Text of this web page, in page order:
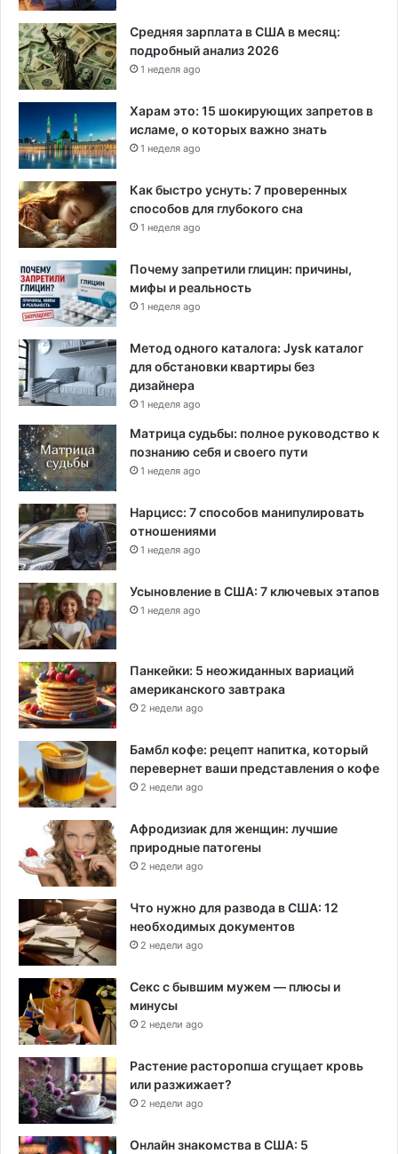
е
л
о
м
д
о
е
Средняя зарплата в США в месяц:
подробный анализ 2026
1 неделя ago
Харам это: 15 шокирующих запретов в
исламе, о которых важно знать
1 неделя ago
Как быстро уснуть: 7 проверенных
способов для глубокого сна
1 неделя ago
Почему запретили глицин: причины,
мифы и реальность
1 неделя ago
Метод одного каталога: Jysk каталог
для обстановки квартиры без
дизайнера
1 неделя ago
Матрица судьбы: полное руководство к
познанию себя и своего пути
1 неделя ago
Нарцисс: 7 способов манипулировать
отношениями
1 неделя ago
Усыновление в США: 7 ключевых этапов
1 неделя ago
Панкейки: 5 неожиданных вариаций
американского завтрака
2 недели ago
Бамбл кофе: рецепт напитка, который
перевернет ваши представления о кофе
2 недели ago
Афродизиак для женщин: лучшие
природные патогены
2 недели ago
Что нужно для развода в США: 12
необходимых документов
2 недели ago
Секс с бывшим мужем — плюсы и
минусы
2 недели ago
Растение расторопша сгущает кровь
или разжижает?
2 недели ago
Онлайн знакомства в США: 5